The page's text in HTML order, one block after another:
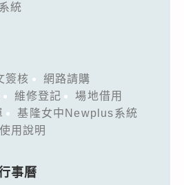
統
簽核
網路請購
維修登記
場地借用
基隆女中Newplus系統
用說明
事曆